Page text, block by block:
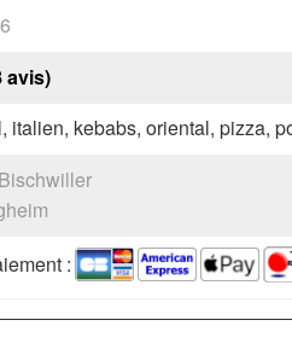
avis)
italien, kebabs, oriental, pizza,
: